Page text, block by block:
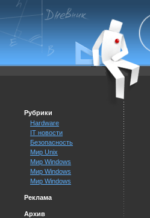
Рубрики
Hardware
IT новости
Безопасность
Мир Unix
Мир Windows
Мир Windows
Мир Windows
Реклама
Архив